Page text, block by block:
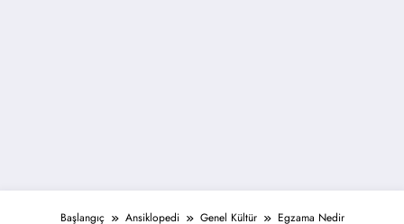
Başlangıç Ansiklopedi Genel Kültür Egzama Nedir